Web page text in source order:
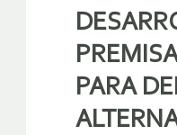
PARA